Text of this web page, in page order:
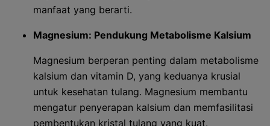
manfaat yang berarti.
Magnesium: Pendukung Metabolisme Kalsium
Magnesium berperan penting dalam metabolisme
kalsium dan vitamin D, yang keduanya krusial
untuk kesehatan tulang. Magnesium membantu
mengatur penyerapan kalsium dan memfasilitasi
pembentukan kristal tulang yang kuat.